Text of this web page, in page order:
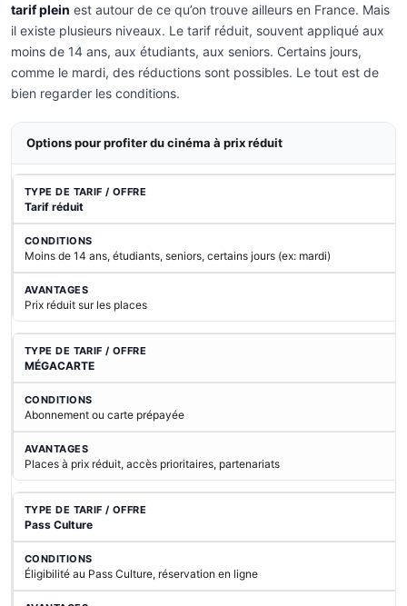
tarif plein est autour de ce qu’on trouve ailleurs en France. Mais
il existe plusieurs niveaux. Le tarif réduit, souvent appliqué aux
moins de 14 ans, aux étudiants, aux seniors. Certains jours,
comme le mardi, des réductions sont possibles. Le tout est de
bien regarder les conditions.
Options pour profiter du cinéma à prix réduit
Tarif réduit
Moins de 14 ans, étudiants, seniors, certains jours (ex: mardi)
Prix réduit sur les places
MÉGACARTE
Abonnement ou carte prépayée
Places à prix réduit, accès prioritaires, partenariats
Pass Culture
Éligibilité au Pass Culture, réservation en ligne